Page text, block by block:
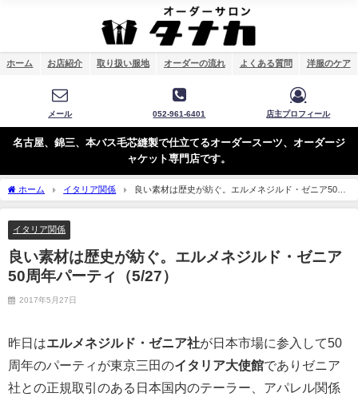
ホーム お店紹介 取り扱い服地 オーダーの流れ よくある質問 洋服のケア
メール 052-961-6401 店主プロフィール
名古屋、錦三、本バス毛芯縫製で仕立てるオーダースーツ、オーダージ
ャケット専門店です。
ホーム イタリア関係
良い素材は歴史が紡ぐ。エルメネジルド・ゼニア50周
年パーティ（5/27）
イタリア関係
良い素材は歴史が紡ぐ。エルメネジルド・ゼニア
50周年パーティ（5/27）
2017年5月27日
昨日はエルメネジルド・ゼニア社が日本市場に参入して50
周年のパーティが東京三田のイタリア大使館でありゼニア
社との正規取引のある日本国内のテーラー、アパレル関係